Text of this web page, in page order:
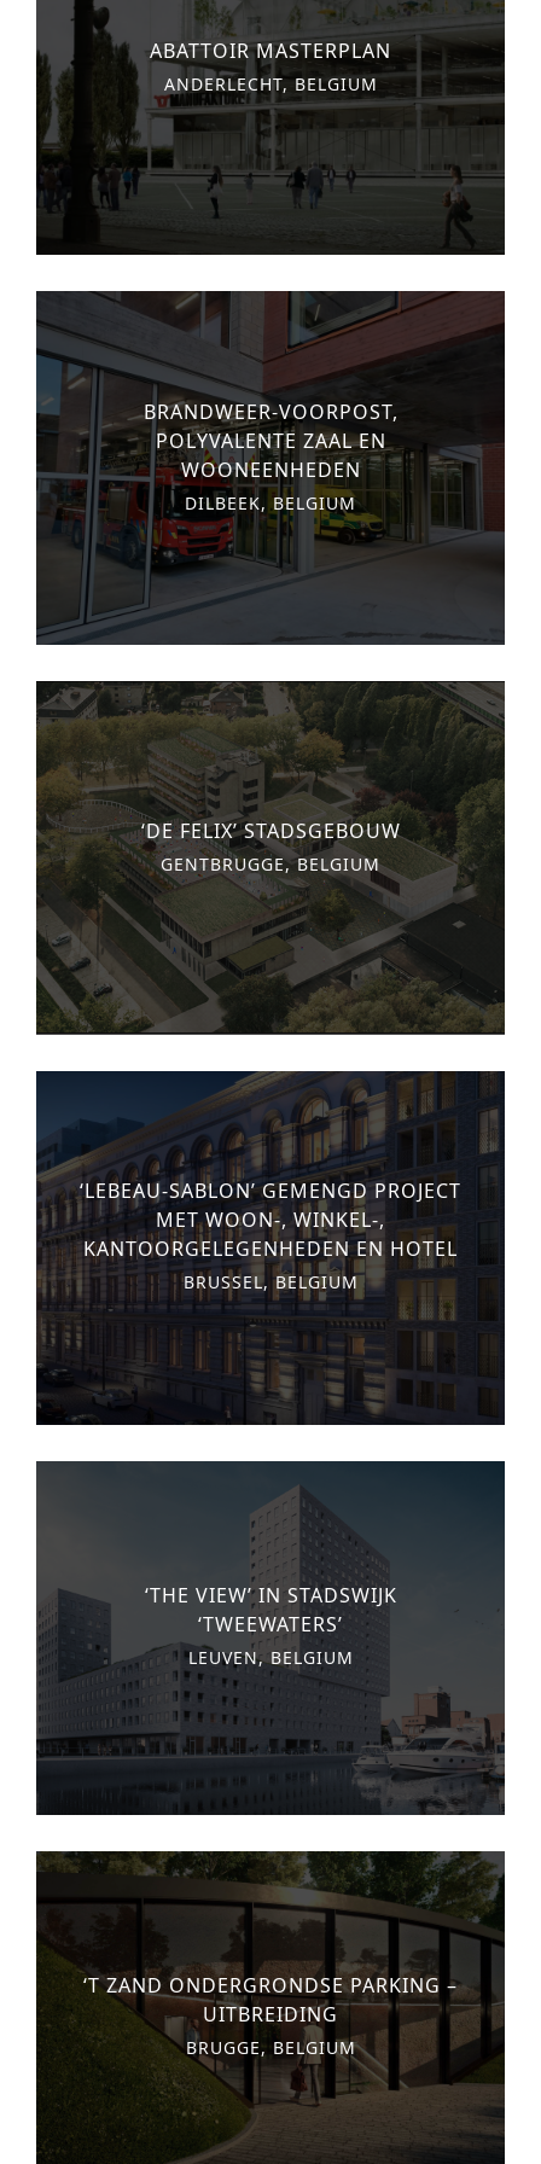
Other services
PROJECTEN
cultuur
hotel & resorts
kantoren
commercieel & detailhandel
vrijetijd
onderwijs
sport
urban development
monumenten
NIEUWS
JOBS
CONTACT
NEDERLANDS
English
Français
Tiếng Việt
n
ABATTOIR MASTERPLAN
ANDERLECHT, BELGIUM
BRANDWEER-VOORPOST,
POLYVALENTE ZAAL EN
WOONEENHEDEN
DILBEEK, BELGIUM
‘DE FELIX’ STADSGEBOUW
GENTBRUGGE, BELGIUM
‘LEBEAU-SABLON’ GEMENGD PROJECT
MET WOON-, WINKEL-,
KANTOORGELEGENHEDEN EN HOTEL
BRUSSEL, BELGIUM
‘THE VIEW’ IN STADSWIJK
‘TWEEWATERS’
LEUVEN, BELGIUM
‘T ZAND ONDERGRONDSE PARKING –
UITBREIDING
BRUGGE, BELGIUM